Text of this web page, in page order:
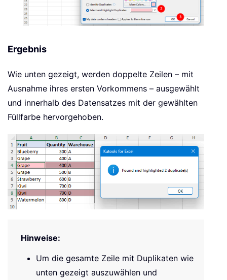
Ergebnis
Wie unten gezeigt, werden doppelte Zeilen – mit
Ausnahme ihres ersten Vorkommens – ausgewählt
und innerhalb des Datensatzes mit der gewählten
Füllfarbe hervorgehoben.
Hinweise:
Um die gesamte Zeile mit Duplikaten wie
unten gezeigt auszuwählen und